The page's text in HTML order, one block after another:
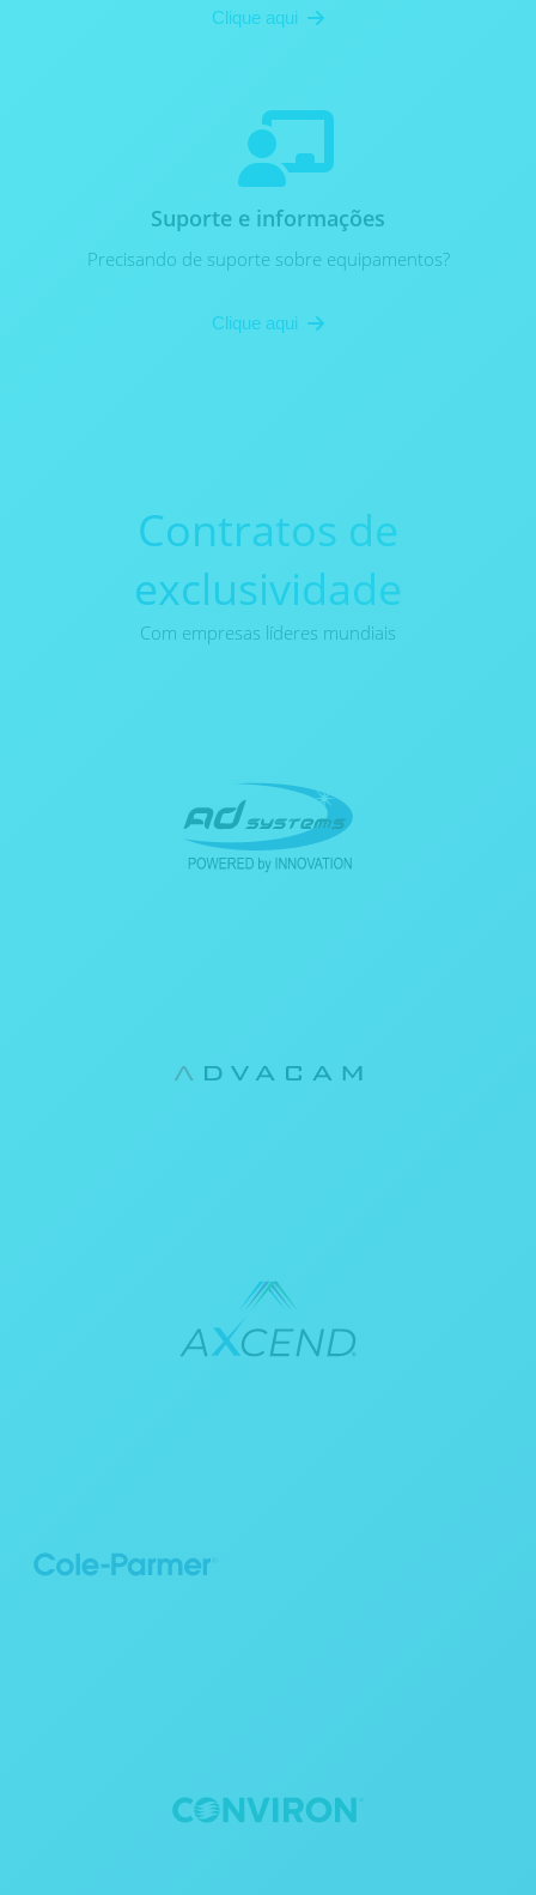
Clique aqui
Suporte e informações
Precisando de suporte sobre equipamentos?
Clique aqui
Contratos de
exclusividade
Com empresas líderes mundiais